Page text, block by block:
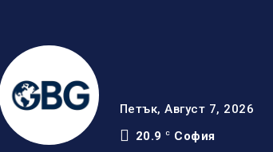
Петък, Август 7, 2026
20.9 C София